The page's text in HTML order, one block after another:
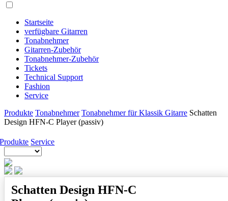
Startseite
verfügbare Gitarren
Tonabnehmer
Gitarren-Zubehör
Tonabnehmer-Zubehör
Tickets
Technical Support
Fashion
Service
Produkte Tonabnehmer Tonabnehmer für Klassik Gitarre Schatten
Design HFN-C Player (passiv)
Produkte Service
Schatten Design HFN-C